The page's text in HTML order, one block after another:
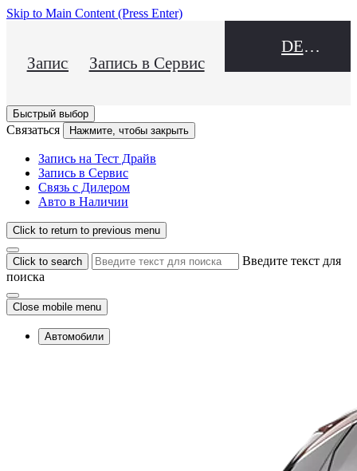
Skip to Main Content (Press Enter)
Запись на Тест Драйв
Запись в Сервис
DEALER NAME
Быстрый выбор
Связаться Нажмите, чтобы закрыть
Запись на Тест Драйв
Запись в Сервис
Связь с Дилером
Авто в Наличии
Click to return to previous menu
Click to search
Введите текст для
поиска
Close mobile menu
Автомобили